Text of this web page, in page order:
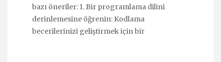
bazı öneriler: 1. Bir programlama dilini
derinlemesine öğrenin: Kodlama
becerilerinizi geliştirmek için bir